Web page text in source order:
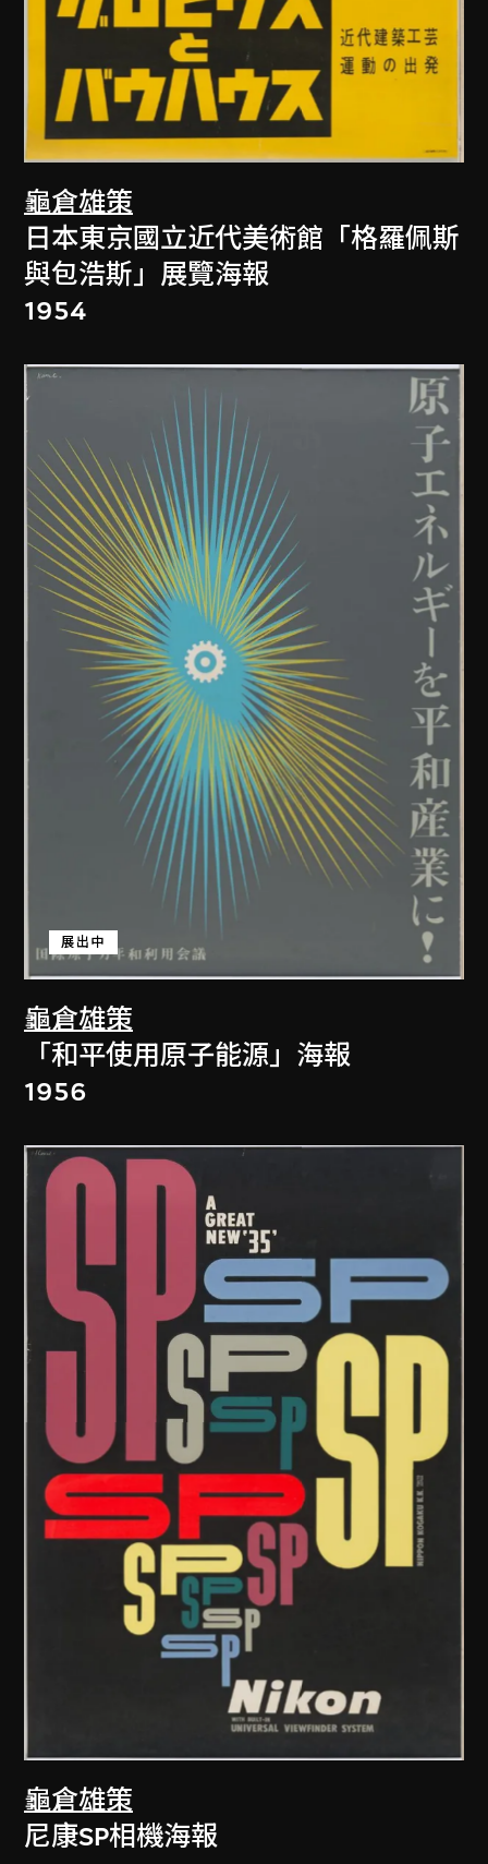
龜倉雄策
日本東京國立近代美術館「格羅佩斯
與包浩斯」展覽海報
1954
龜倉雄策
展出中
「和平使用原子能源」海報
1956
龜倉雄策
尼康SP相機海報